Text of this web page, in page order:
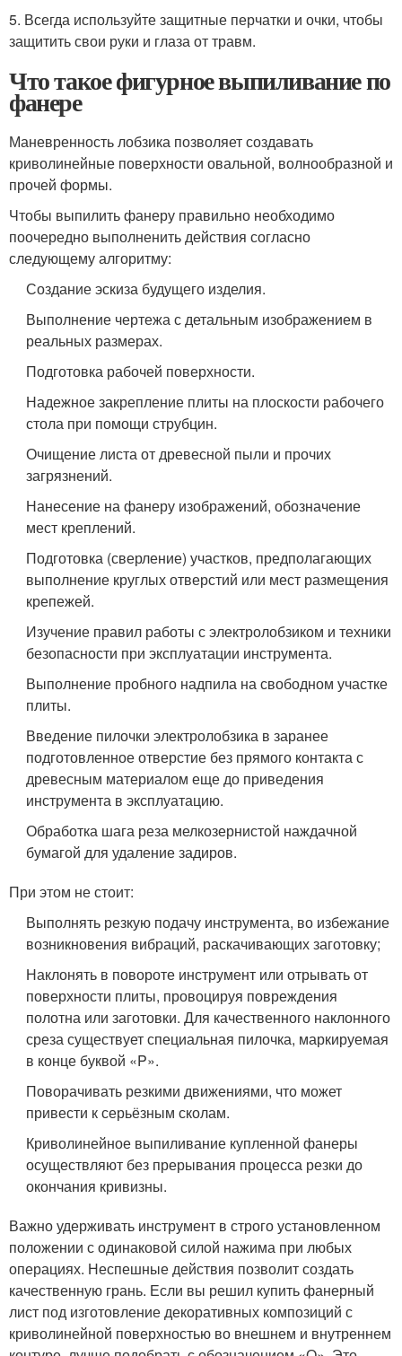
5. Всегда используйте защитные перчатки и очки, чтобы
защитить свои руки и глаза от травм.
Что такое фигурное выпиливание по
фанере
Маневренность лобзика позволяет создавать
криволинейные поверхности овальной, волнообразной и
прочей формы.
Чтобы выпилить фанеру правильно необходимо
поочередно выполненить действия согласно
следующему алгоритму:
Создание эскиза будущего изделия.
Выполнение чертежа с детальным изображением в
реальных размерах.
Подготовка рабочей поверхности.
Надежное закрепление плиты на плоскости рабочего
стола при помощи струбцин.
Очищение листа от древесной пыли и прочих
загрязнений.
Нанесение на фанеру изображений, обозначение
мест креплений.
Подготовка (сверление) участков, предполагающих
выполнение круглых отверстий или мест размещения
крепежей.
Изучение правил работы с электролобзиком и техники
безопасности при эксплуатации инструмента.
Выполнение пробного надпила на свободном участке
плиты.
Введение пилочки электролобзика в заранее
подготовленное отверстие без прямого контакта с
древесным материалом еще до приведения
инструмента в эксплуатацию.
Обработка шага реза мелкозернистой наждачной
бумагой для удаление задиров.
При этом не стоит:
Выполнять резкую подачу инструмента, во избежание
возникновения вибраций, раскачивающих заготовку;
Наклонять в повороте инструмент или отрывать от
поверхности плиты, провоцируя повреждения
полотна или заготовки. Для качественного наклонного
среза существует специальная пилочка, маркируемая
в конце буквой «P».
Поворачивать резкими движениями, что может
привести к серьёзным сколам.
Криволинейное выпиливание купленной фанеры
осуществляют без прерывания процесса резки до
окончания кривизны.
Важно удерживать инструмент в строго установленном
положении с одинаковой силой нажима при любых
операциях. Неспешные действия позволит создать
качественную грань. Если вы решил купить фанерный
лист под изготовление декоративных композиций с
криволинейной поверхностью во внешнем и внутреннем